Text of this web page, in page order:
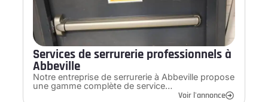
Services de serrurerie professionnels à
Abbeville
Notre entreprise de serrurerie à Abbeville propose
une gamme complète de service…
Voir l'annonce